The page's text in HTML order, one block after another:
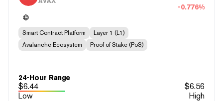
-0.776%
Smart Contract Platform
Layer 1 (L1)
Avalanche Ecosystem
Proof of Stake (PoS)
24-Hour Range
$6.44 $6.56
Low
High